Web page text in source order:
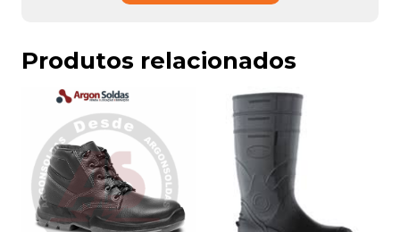
Produtos relacionados